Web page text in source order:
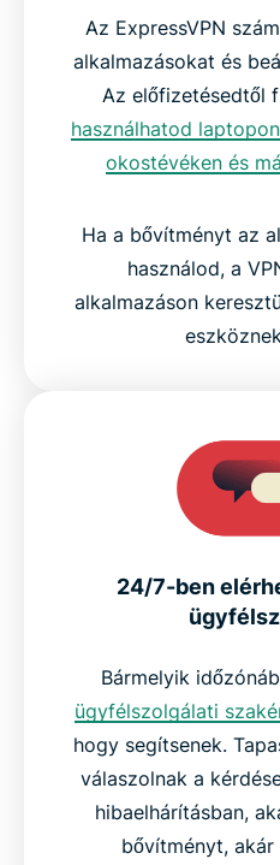
Az ExpressVPN
alkalmazásokat és
Az előfizetésedtől
használhatod
okostévéken és
Ha a bővítményt az
használod, a
alkalmazáson
24/7-ben
Bármelyik
ügyfélszolgálati
hogy segítsenek.
válaszolnak a
hibaelhárításban,
bővítményt, akár